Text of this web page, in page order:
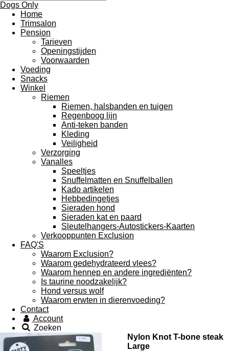
Dogs Only
Home
Trimsalon
Pension
Tarieven
Openingstijden
Voorwaarden
Voeding
Snacks
Winkel
Riemen
Riemen, halsbanden en tuigen
Regenboog lijn
Anti-teken banden
Kleding
Veiligheid
Verzorging
Vanalles
Speeltjes
Snuffelmatten en Snuffelballen
Kado artikelen
Hebbedingetjes
Sieraden hond
Sieraden kat en paard
Sleutelhangers-Autostickers-Kaarten
Verkooppunten Exclusion
FAQ'S
Waarom Exclusion?
Waarom gedehydrateerd vlees?
Waarom hennep en andere ingrediënten?
Is taurine noodzakelijk?
Hond versus wolf
Waarom erwten in dierenvoeding?
Contact
Account
Zoeken
Nylon Knot T-bone steak
Large